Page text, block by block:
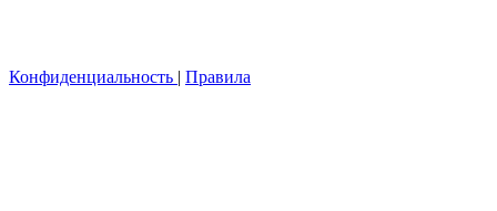
Конфиденциальность | Правила